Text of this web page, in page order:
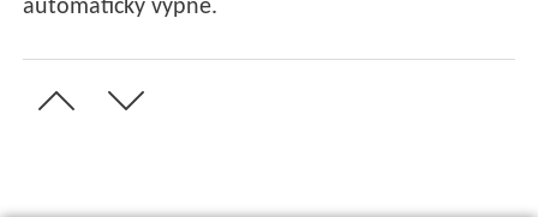
automaticky vypne.